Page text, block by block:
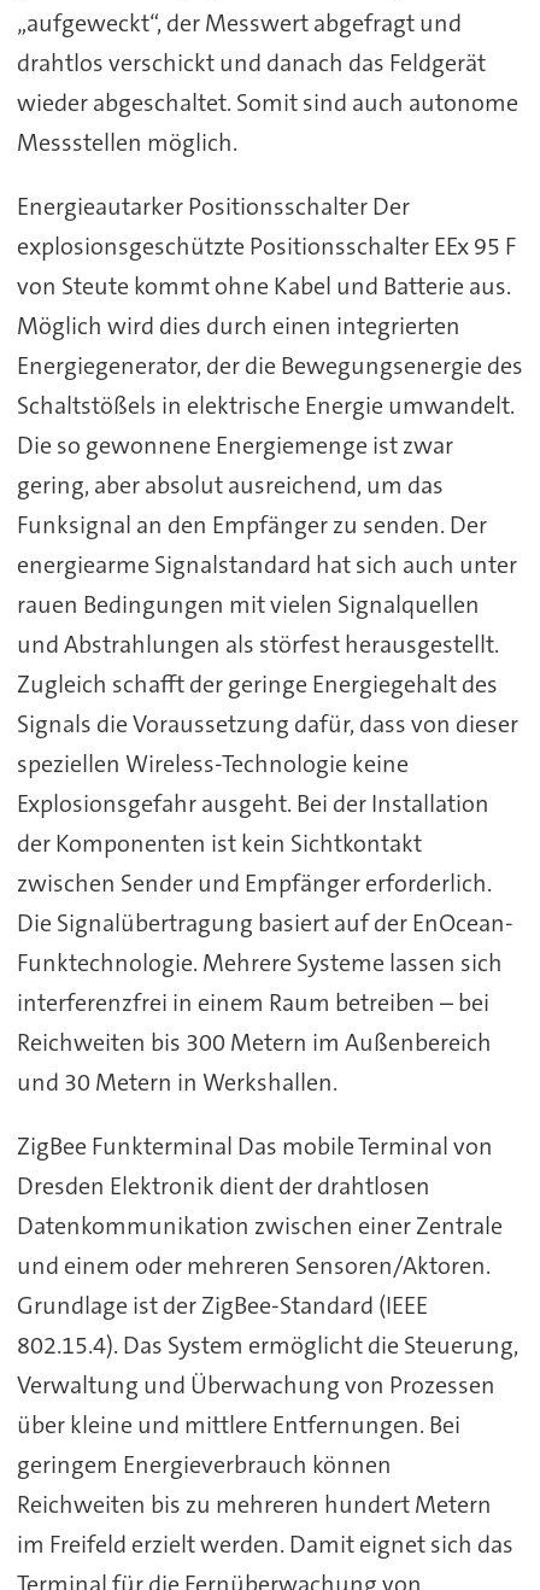
„aufgeweckt“, der Messwert abgefragt und
drahtlos verschickt und danach das Feldgerät
wieder abgeschaltet. Somit sind auch autonome
Messstellen möglich.
Energieautarker Positionsschalter Der
explosionsgeschützte Positionsschalter EEx 95 F
von Steute kommt ohne Kabel und Batterie aus.
Möglich wird dies durch einen integrierten
Energiegenerator, der die Bewegungsenergie des
Schaltstößels in elektrische Energie umwandelt.
Die so gewonnene Energiemenge ist zwar
gering, aber absolut ausreichend, um das
Funksignal an den Empfänger zu senden. Der
energiearme Signalstandard hat sich auch unter
rauen Bedingungen mit vielen Signalquellen
und Abstrahlungen als störfest herausgestellt.
Zugleich schafft der geringe Energiegehalt des
Signals die Voraussetzung dafür, dass von dieser
speziellen Wireless-Technologie keine
Explosionsgefahr ausgeht. Bei der Installation
der Komponenten ist kein Sichtkontakt
zwischen Sender und Empfänger erforderlich.
Die Signalübertragung basiert auf der EnOcean-
Funktechnologie. Mehrere Systeme lassen sich
interferenzfrei in einem Raum betreiben – bei
Reichweiten bis 300 Metern im Außenbereich
und 30 Metern in Werkshallen.
ZigBee Funkterminal Das mobile Terminal von
Dresden Elektronik dient der drahtlosen
Datenkommunikation zwischen einer Zentrale
und einem oder mehreren Sensoren/Aktoren.
Grundlage ist der ZigBee-Standard (IEEE
802.15.4). Das System ermöglicht die Steuerung,
Verwaltung und Überwachung von Prozessen
über kleine und mittlere Entfernungen. Bei
geringem Energieverbrauch können
Reichweiten bis zu mehreren hundert Metern
im Freifeld erzielt werden. Damit eignet sich das
Terminal für die Fernüberwachung von